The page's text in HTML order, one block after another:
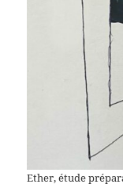
Ether, étude